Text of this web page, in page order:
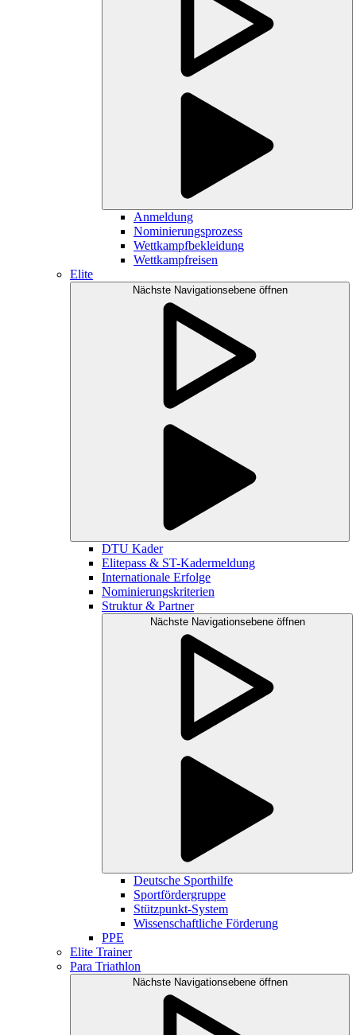
Anmeldung
Nominierungsprozess
Wettkampfbekleidung
Wettkampfreisen
Elite
Nächste Navigationsebene öffnen
DTU Kader
Elitepass & ST-Kadermeldung
Internationale Erfolge
Nominierungskriterien
Struktur & Partner
Nächste Navigationsebene öffnen
Deutsche Sporthilfe
Sportfördergruppe
Stützpunkt-System
Wissenschaftliche Förderung
PPE
Elite Trainer
Para Triathlon
Nächste Navigationsebene öffnen